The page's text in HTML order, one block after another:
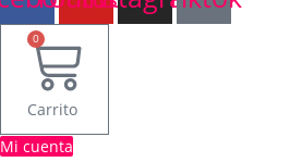
0
Carrito
Mi cuenta